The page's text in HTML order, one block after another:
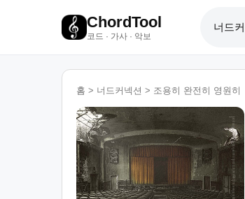
ChordTool
코드 · 가사 · 악보
홈 > 너드커넥션 > 조용히 완전히 영원히